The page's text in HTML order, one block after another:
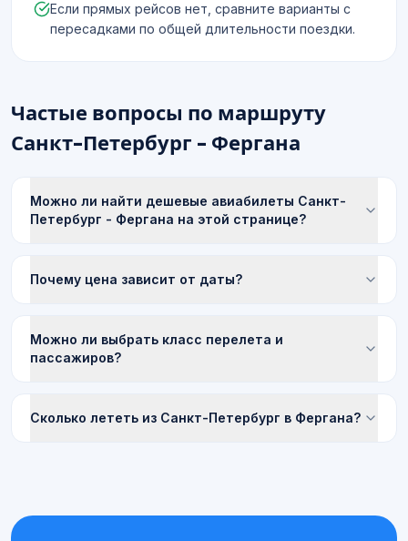
Если прямых рейсов нет, сравните варианты с
пересадками по общей длительности поездки.
Частые вопросы по маршруту
Санкт-Петербург - Фергана
Можно ли найти дешевые авиабилеты Санкт-
Петербург - Фергана на этой странице?
Почему цена зависит от даты?
Можно ли выбрать класс перелета и
пассажиров?
Сколько лететь из Санкт-Петербург в Фергана?